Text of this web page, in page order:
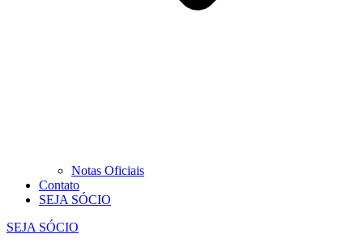
Notas Oficiais
Contato
SEJA SÓCIO
SEJA SÓCIO